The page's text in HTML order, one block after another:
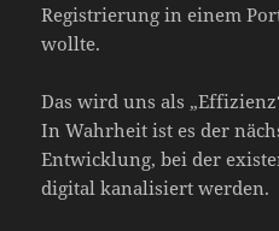
Registrierung in einem
wollte.
Das wird uns als
In Wahrheit ist es der
Entwicklung, bei der
digital kanalisiert werden.